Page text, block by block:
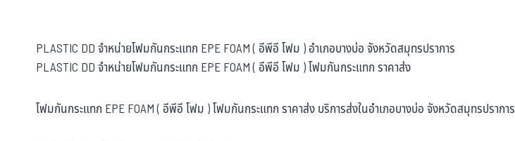
PLASTIC DD จำหน่ายโฟมกันกระแทก EPE FOAM ( อีพีอี โฟม ) อำเภอบางบ่อ จังหวัดสมุทรปราการ
PLASTIC DD จำหน่ายโฟมกันกระแทก EPE FOAM ( อีพีอี โฟม ) โฟมกันกระแทก ราคาส่ง
โฟมกันกระแทก EPE FOAM ( อีพีอี โฟม ) โฟมกันกระแทก ราคาส่ง บริการส่งในอำเภอบางบ่อ จังหวัดสมุทรปราการ